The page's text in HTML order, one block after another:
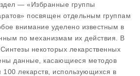
— «Избранные группы
посвящен отдельным группам
внимание уделено известным в
по механизмам их действия. В
некоторых лекарственных
данные, касающиеся методов
лекарств, использующихся в